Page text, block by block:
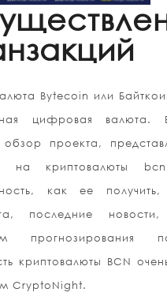
Bytecoin или
цифровая валюта.
проекта,
на криптовалюты
как ее получить,
последние
прогнозирования
криптовалюты BCN
CryptoNight.